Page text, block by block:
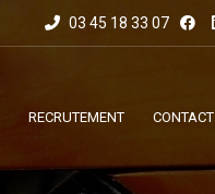
03 45 18 33 07
RECRUTEMENT CONTACT